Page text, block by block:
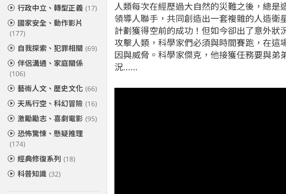
行政中立、轉型正義 (17)
國家安全、動作影片
(177)
自我探索、犯罪相關 (69)
伴侶溝通、家庭關係
(106)
藝術人文、歷史文化 (66)
天馬行空、科幻冒險 (16)
激勵勵志、喜劇電影 (95)
恐怖驚悚、懸疑推理
(174)
經典修復系列 (18)
科普知識 (32)
人類每次在經歷過大自然的災難之後，總
領導人聯手，共同創造出一套複雜的人造衛
計劃獲得空前的成功！但如今卻出了意外
攻擊人類，科學家們必須與時間賽跑，在
因與威脅。科學家傑克，他接獲任務要與
況......